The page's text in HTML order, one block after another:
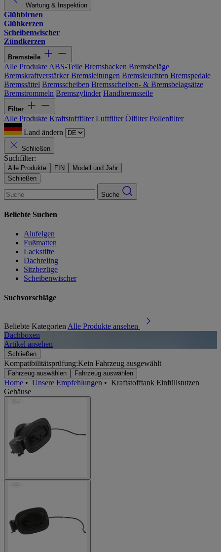
Wartung & Inspektion
Glühbirnen
Glühkerzen
Scheibenwischer
Zündkerzen
Bremsteile
Alle Produkte ABS-Teile Bremsbacken Bremsbeläge
Bremskraftverstärker Bremsleitungen Bremsleuchten Bremspedale
Bremssättel Bremsscheiben Bremsscheiben- & Bremsbelagsätze
Bremstrommeln Bremszylinder Handbremsseile
Filter
Alle Produkte Kraftstofffilter Luftfilter Ölfilter Pollenfilter
Land ändern
Schließen
Suchfilter:
Alle Produkte FIN
Modell und Jahr
Schließen
Suche
Beliebte Suchen
Alufelgen
Fußmatten
Lackstifte
Dachreling
Sitzbezüge
Scheibenwischer
Suchvorschläge
Beliebte Kategorien Alle Produkte ansehen
Dachboxen
Artikel ansehen
Schließen
Kompatibilitätsprüfung:Kein Fahrzeug ausgewählt
Fahrzeug auswählen Fahrzeug auswählen
Home • Unsere Empfehlungen • Kraftstofftank Einfüllstutzen
Gehäuse